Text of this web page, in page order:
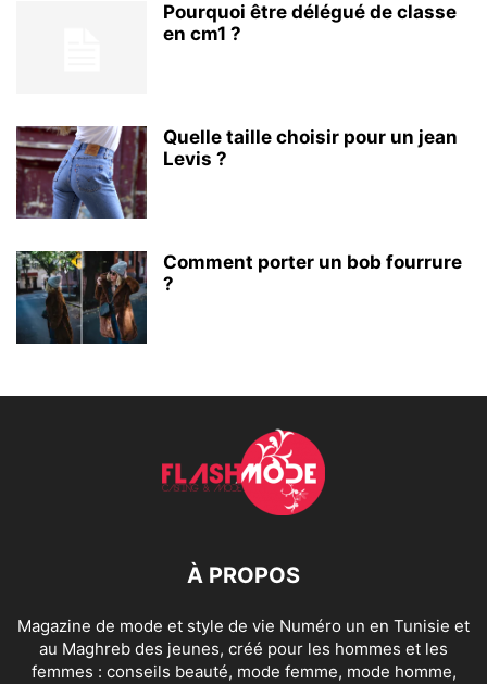
Pourquoi être délégué de classe
en cm1 ?
Quelle taille choisir pour un jean
Levis ?
Comment porter un bob fourrure
?
À PROPOS
Magazine de mode et style de vie Numéro un en Tunisie et
au Maghreb des jeunes, créé pour les hommes et les
femmes : conseils beauté, mode femme, mode homme,